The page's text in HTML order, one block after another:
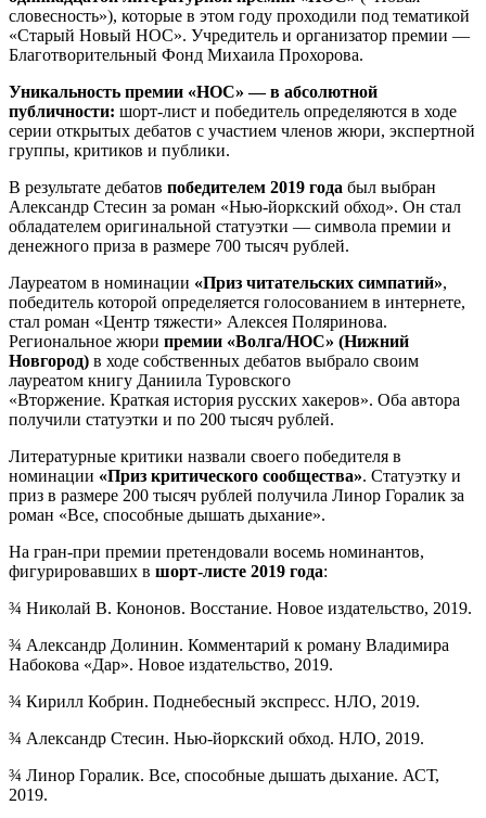
словесность»), которые в этом году проходили под тематикой
«Старый Новый НОС». Учредитель и организатор премии —
Благотворительный Фонд Михаила Прохорова.
Уникальность премии «НОС» — в абсолютной
публичности: шорт-лист и победитель определяются в ходе
серии открытых дебатов с участием членов жюри, экспертной
группы, критиков и публики.
В результате дебатов победителем 2019 года был выбран
Александр Стесин за роман «Нью-йоркский обход». Он стал
обладателем оригинальной статуэтки — символа премии и
денежного приза в размере 700 тысяч рублей.
Лауреатом в номинации «Приз читательских симпатий»,
победитель которой определяется голосованием в интернете,
стал роман «Центр тяжести» Алексея Поляринова.
Региональное жюри премии «Волга/НОС» (Нижний
Новгород) в ходе собственных дебатов выбрало своим
лауреатом книгу Даниила Туровского
«Вторжение. Краткая история русских хакеров». Оба автора
получили статуэтки и по 200 тысяч рублей.
Литературные критики назвали своего победителя в
номинации «Приз критического сообщества». Статуэтку и
приз в размере 200 тысяч рублей получила Линор Горалик за
роман «Все, способные дышать дыхание».
На гран-при премии претендовали восемь номинантов,
фигурировавших в шорт-листе 2019 года:
¾ Николай В. Кононов. Восстание. Новое издательство, 2019.
¾ Александр Долинин. Комментарий к роману Владимира
Набокова «Дар». Новое издательство, 2019.
¾ Кирилл Кобрин. Поднебесный экспресс. НЛО, 2019.
¾ Александр Стесин. Нью-йоркский обход. НЛО, 2019.
¾ Линор Горалик. Все, способные дышать дыхание. АСТ,
2019.